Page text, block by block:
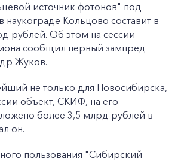
источник фотонов" под
Кольцово составит в
рублей. Об этом на сессии
сообщил первый зампред
Жуков.
не только для Новосибирска,
объект, СКИФ, на его
более 3,5 млрд рублей в
он.
пользования "Сибирский